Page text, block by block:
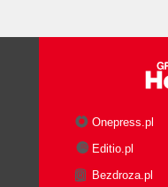
Onepress.pl
Editio.pl
Bezdroza.pl